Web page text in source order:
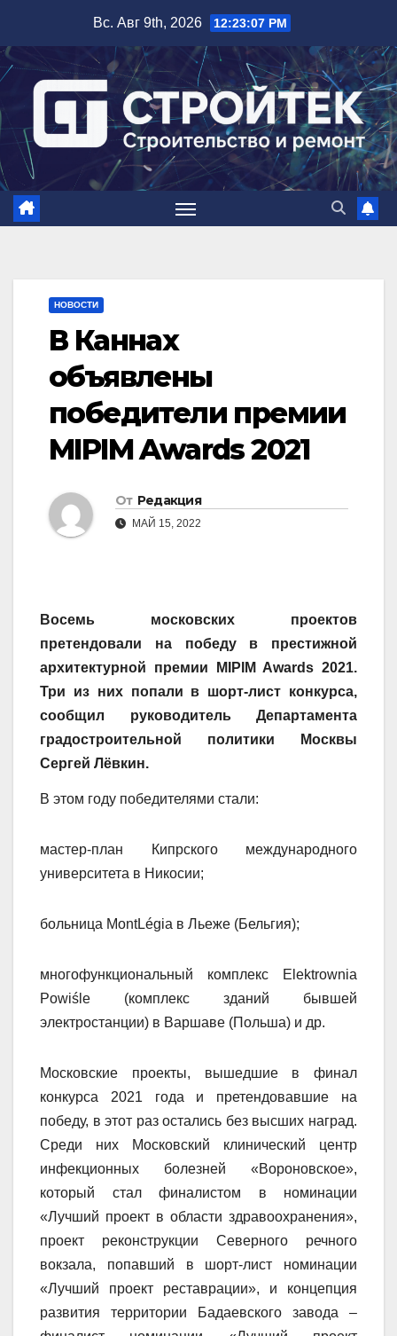
содержимому
Вс. Авг 9th, 2026 12:23:08 PM
НОВОСТИ
В Каннах
объявлены
победители премии
MIPIM Awards 2021
От Редакция
МАЙ 15, 2022
Восемь московских проектов
претендовали на победу в престижной
архитектурной премии MIPIM Awards 2021.
Три из них попали в шорт-лист конкурса,
сообщил руководитель Департамента
градостроительной политики Москвы
Сергей Лёвкин.
В этом году победителями стали:
мастер-план Кипрского международного
университета в Никосии;
больница MontLégia в Льеже (Бельгия);
многофункциональный комплекс Elektrownia
Powiśle (комплекс зданий бывшей
электростанции) в Варшаве (Польша) и др.
Московские проекты, вышедшие в финал
конкурса 2021 года и претендовавшие на
победу, в этот раз остались без высших наград.
Среди них Московский клинический центр
инфекционных болезней «Вороновское»,
который стал финалистом в номинации
«Лучший проект в области здравоохранения»,
проект реконструкции Северного речного
вокзала, попавший в шорт-лист номинации
«Лучший проект реставрации», и концепция
развития территории Бадаевского завода –